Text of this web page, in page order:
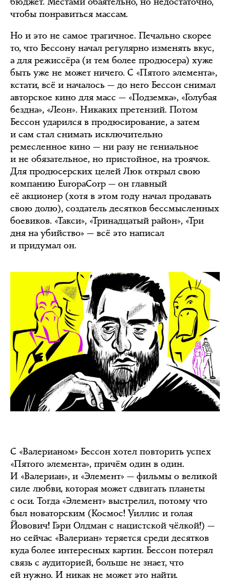
чтобы понравиться массам.
Но и это не самое трагичное. Печально скорее
то, что Бессону начал регулярно изменять вкус,
а для режиссёра (и тем более продюсера) хуже
быть уже не может ничего. С «Пятого элемента»,
кстати, всё и началось — до него Бессон снимал
авторское кино для масс — «Подземка», «Голубая
бездна», «Леон». Никаких претензий. Потом
Бессон ударился в продюсирование, а затем
и сам стал снимать исключительно
ремесленное кино — ни разу не гениальное
и не обязательное, но пристойное, на троячок.
Для продюсерских целей Люк открыл свою
компанию EuropaCorp — он главный
её акционер (хотя в этом году начал продавать
свою долю), создатель десятков бессмысленных
боевиков. «Такси», «Тринадцатый район», «Три
дня на убийство» — всё это написал
и придумал он.
С «Валерианом» Бессон хотел повторить успех
«Пятого элемента», причём один в один.
И «Валериан», и «Элемент» — фильмы о великой
силе любви, которая может сдвигать планеты
с оси. Тогда «Элемент» выстрелил, потому что
был новаторским (Космос! Уиллис и голая
Йовович! Гэри Олдман с нацистской чёлкой!) —
но сейчас «Валериан» теряется среди десятков
куда более интересных картин. Бессон потерял
связь с аудиторией, больше не знает, что
ей нужно. И никак не может это найти.